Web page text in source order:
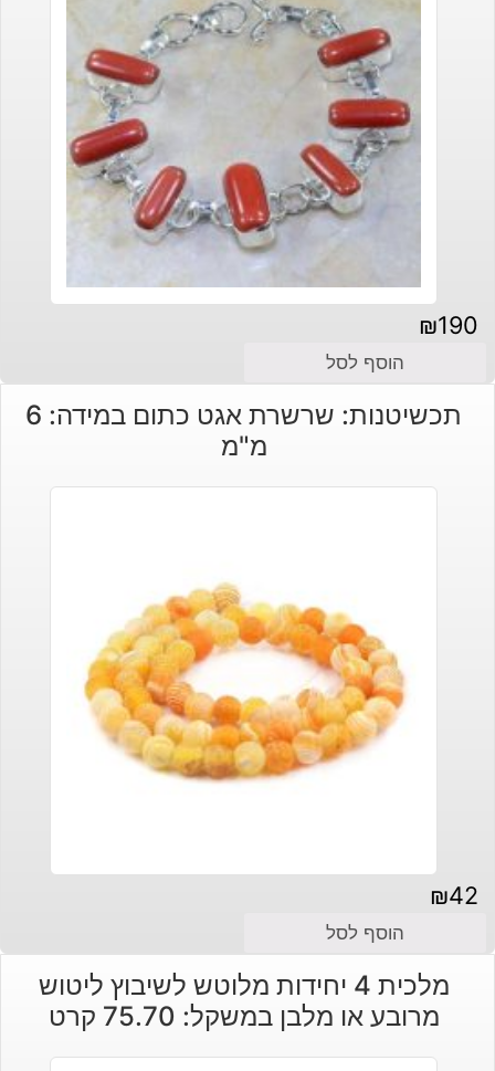
₪190
הוסף לסל
תכשיטנות: שרשרת אגט כתום במידה: 6
מ"מ
₪42
הוסף לסל
מלכית 4 יחידות מלוטש לשיבוץ ליטוש
מרובע או מלבן במשקל: 75.70 קרט